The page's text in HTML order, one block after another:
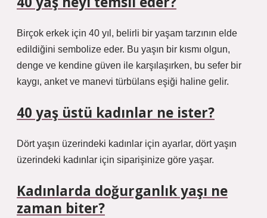
Birçok erkek için 40 yıl, belirli bir yaşam tarzının elde
edildiğini sembolize eder. Bu yaşın bir kısmı olgun,
denge ve kendine güven ile karşılaşırken, bu sefer bir
kaygı, anket ve manevi türbülans eşiği haline gelir.
40 yaş üstü kadınlar ne ister?
Dört yaşın üzerindeki kadınlar için ayarlar, dört yaşın
üzerindeki kadınlar için siparişinize göre yaşar.
Kadınlarda doğurganlık yaşı ne
zaman biter?